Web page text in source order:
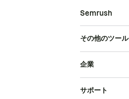
Semrush
その他のツール
企業
サポート